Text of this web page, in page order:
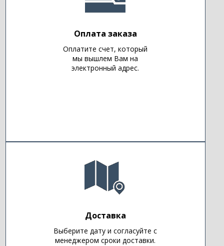
Оплата заказа
Оплатите счет, который
мы вышлем Вам на
электронный адрес.
Доставка
Выберите дату и согласуйте с
менеджером сроки доставки.